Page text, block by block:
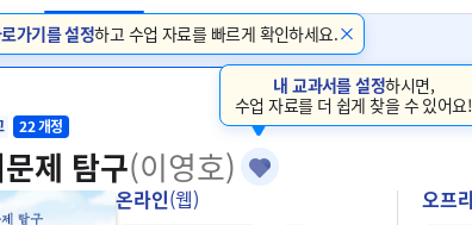
가기를 설정하고 수업 자료를 빠르게 확인하세요.
22 개정
제 탐구(이영호)
내 교과서를 설정하시면,
수업 자료를 더 쉽게 찾을 수 있어요!
온라인(웹)
오프